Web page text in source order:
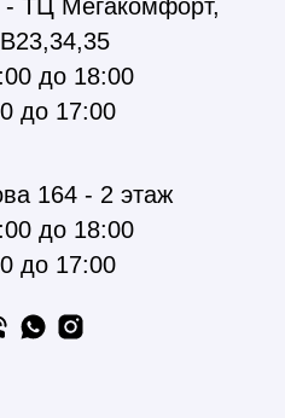
ТЦ Мегакомфорт,
до 18:00
до 17:00
164 - 2 этаж
до 18:00
до 17:00